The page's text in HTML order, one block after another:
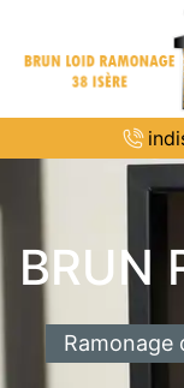
BRUN
Ramonage